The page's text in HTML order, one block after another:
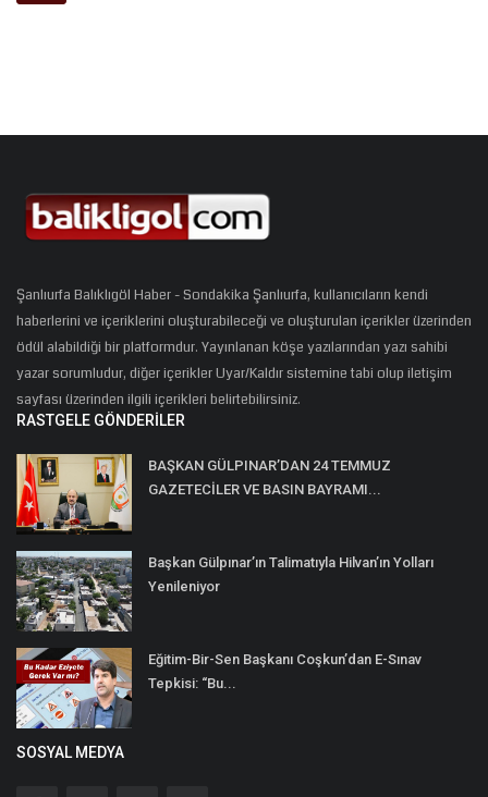
Şanlıurfa Balıklıgöl Haber - Sondakika Şanlıurfa, kullanıcıların kendi
haberlerini ve içeriklerini oluşturabileceği ve oluşturulan içerikler üzerinden
ödül alabildiği bir platformdur. Yayınlanan köşe yazılarından yazı sahibi
yazar sorumludur, diğer içerikler Uyar/Kaldır sistemine tabi olup iletişim
sayfası üzerinden ilgili içerikleri belirtebilirsiniz.
RASTGELE GÖNDERILER
BAŞKAN GÜLPINAR’DAN 24 TEMMUZ
GAZETECİLER VE BASIN BAYRAMI...
Başkan Gülpınar’ın Talimatıyla Hilvan’ın Yolları
Yenileniyor
Eğitim-Bir-Sen Başkanı Coşkun’dan E-Sınav
Tepkisi: “Bu...
SOSYAL MEDYA